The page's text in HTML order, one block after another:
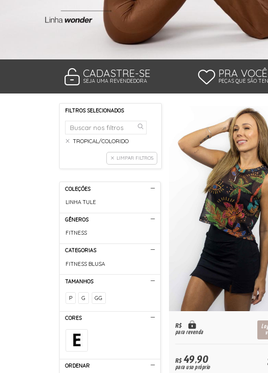
TANGA MICROFIBRA E RENDA
TANGA MODAL
TANGA VISCO
TANGAO COTTON
TANGAO MICRO E RENDA
TANGAO MICROFIBRA
CADASTRE-SE
SEJA UMA REVENDEDORA
PRA VOCÊ
PEÇAS QUE SÃO
FILTROS SELECIONADOS
TROPICAL/COLORIDO
LIMPAR FILTROS
COLEÇÕES
LINHA TULE
GÊNEROS
FITNESS
CATEGORIAS
FITNESS BLUSA
TAMANHOS
P G GG
CORES
ORDENAR
R$
para revenda
R$49,90
para uso próprio